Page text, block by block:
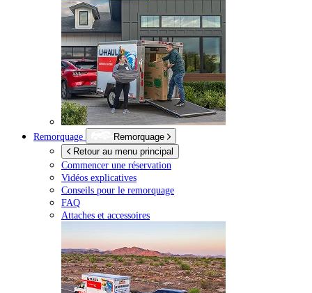
Remorquage
Remorquage
Retour au menu principal
Commencer une réservation
Vidéos explicatives
Conseils pour le remorquage
FAQ
Attaches et accessoires